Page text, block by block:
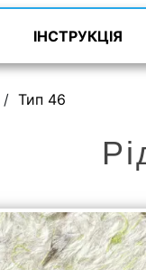
ІНСТРУКЦІЯ
Тип 46